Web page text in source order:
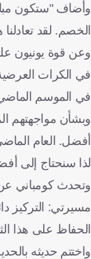
وأضاف "ستكون
الخصم. لقد
وعن قوة يونيون
في الكرات
في الموسم الماضي
وبشأن مواجهتهم
لذا سنحتاج إلى
وتحدث كومباني عن
الحفاظ على هذا
واختتم حديثه